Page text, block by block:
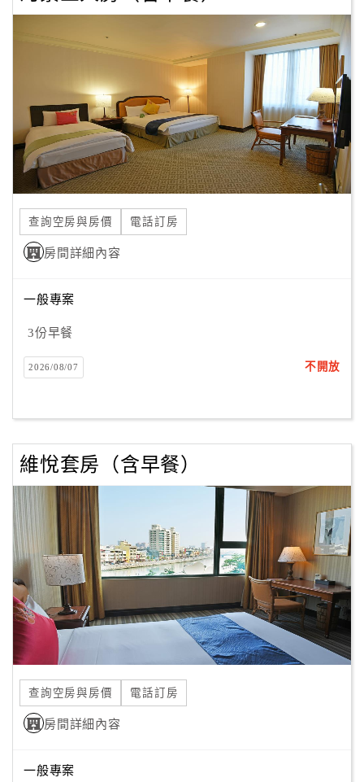
查詢空房與房價 電話訂房
房間詳細內容
一般專案
3份早餐
2026/08/07 不開放
維悅套房（含早餐）
查詢空房與房價 電話訂房
房間詳細內容
一般專案